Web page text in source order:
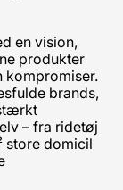
en vision,
produkter
kompromiser.
brands,
– fra ridetøj
store domicil